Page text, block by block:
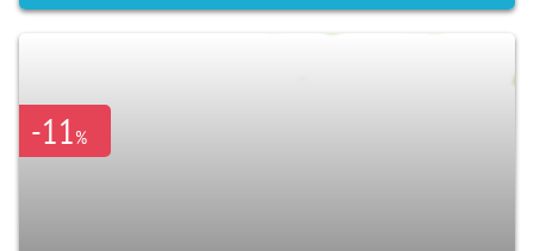
-11%